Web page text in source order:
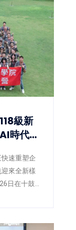
級新
時代數
速重塑企
來全新樣
日在十鼓
維、數位